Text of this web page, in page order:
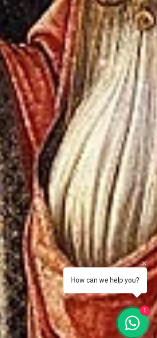
How can we help you?
1